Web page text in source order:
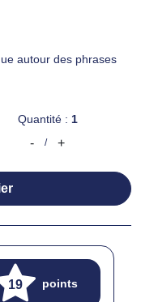
autour des phrases
Quantité : 1
- / +
19 points